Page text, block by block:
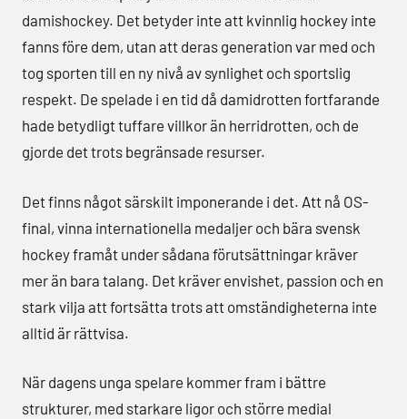
damishockey. Det betyder inte att kvinnlig hockey inte
fanns före dem, utan att deras generation var med och
tog sporten till en ny nivå av synlighet och sportslig
respekt. De spelade i en tid då damidrotten fortfarande
hade betydligt tuffare villkor än herridrotten, och de
gjorde det trots begränsade resurser.
Det finns något särskilt imponerande i det. Att nå OS-
final, vinna internationella medaljer och bära svensk
hockey framåt under sådana förutsättningar kräver
mer än bara talang. Det kräver envishet, passion och en
stark vilja att fortsätta trots att omständigheterna inte
alltid är rättvisa.
När dagens unga spelare kommer fram i bättre
strukturer, med starkare ligor och större medial